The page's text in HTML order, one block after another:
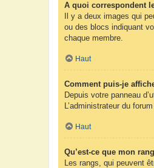
A quoi correspondent
Il y a deux images qui
ou des blocs indiquant
chaque membre.
Haut
Comment puis-je
Depuis votre panneau
L’administrateur du
Haut
Qu’est-ce que mon
Les rangs, qui peuvent